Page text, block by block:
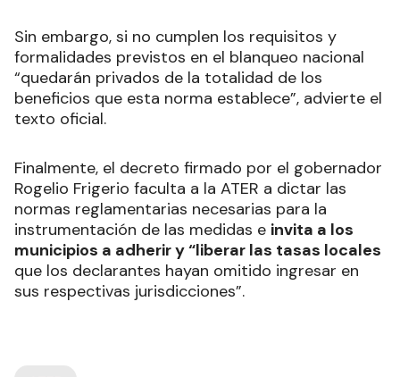
Sin embargo, si no cumplen los requisitos y
formalidades previstos en el blanqueo nacional
“quedarán privados de la totalidad de los
beneficios que esta norma establece”, advierte el
texto oficial.
Finalmente, el decreto firmado por el gobernador
Rogelio Frigerio faculta a la ATER a dictar las
normas reglamentarias necesarias para la
instrumentación de las medidas e invita a los
municipios a adherir y “liberar las tasas locales
que los declarantes hayan omitido ingresar en
sus respectivas jurisdicciones”.